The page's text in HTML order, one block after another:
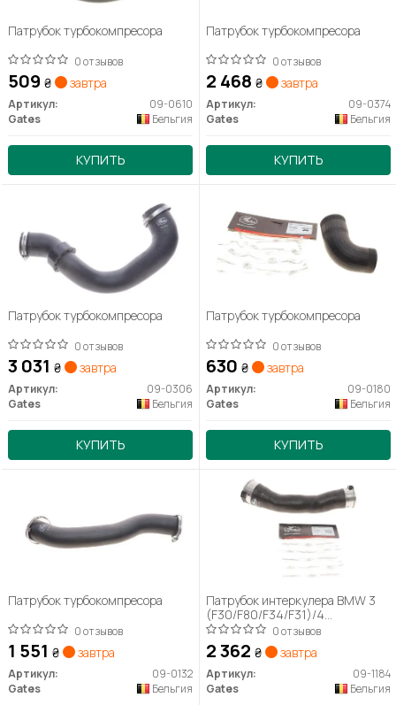
Патрубок турбокомпресора
0 отзывов
509 ₴ завтра
Артикул:
09-0610
Gates
Бельгия
КУПИТЬ
Патрубок турбокомпресора
0 отзывов
2 468 ₴ завтра
Артикул:
09-0374
Gates
Бельгия
КУПИТЬ
Патрубок турбокомпресора
0 отзывов
3 031 ₴ завтра
Артикул:
09-0306
Gates
Бельгия
КУПИТЬ
Патрубок турбокомпресора
0 отзывов
630 ₴ завтра
Артикул:
09-0180
Gates
Бельгия
КУПИТЬ
Патрубок турбокомпресора
0 отзывов
1 551 ₴ завтра
Артикул:
09-0132
Gates
Бельгия
Патрубок интеркулера BMW 3
(F30/F80/F34/F31)/4
(F33/F83/F32/F82/F36)/X3
(F25) 1.6D/2.0D 10- N47 09-
1184
0 отзывов
2 362 ₴ завтра
Артикул:
09-1184
Gates
Бельгия